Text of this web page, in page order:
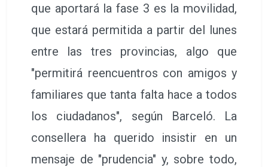
que aportará la fase 3 es la movilidad,
que estará permitida a partir del lunes
entre las tres provincias, algo que
"permitirá reencuentros con amigos y
familiares que tanta falta hace a todos
los ciudadanos", según Barceló. La
consellera ha querido insistir en un
mensaje de "prudencia" y, sobre todo,